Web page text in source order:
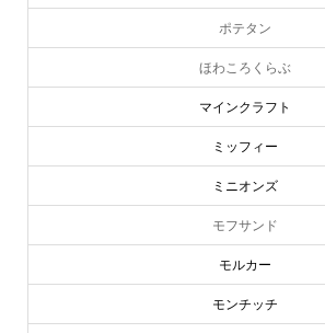
ポテタン
ほわころくらぶ
マインクラフト
ミッフィー
ミニオンズ
モフサンド
モルカー
モンチッチ